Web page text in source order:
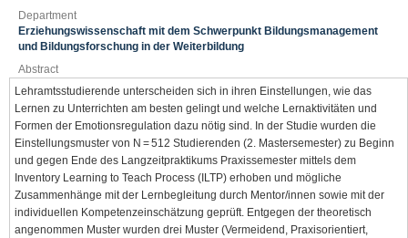
Department
Erziehungswissenschaft mit dem Schwerpunkt Bildungsmanagement
und Bildungsforschung in der Weiterbildung
Abstract
Lehramtsstudierende unterscheiden sich in ihren Einstellungen, wie das
Lernen zu Unterrichten am besten gelingt und welche Lernaktivitäten und
Formen der Emotionsregulation dazu nötig sind. In der Studie wurden die
Einstellungsmuster von N = 512 Studierenden (2. Mastersemester) zu Beginn
und gegen Ende des Langzeitpraktikums Praxissemester mittels dem
Inventory Learning to Teach Process (ILTP) erhoben und mögliche
Zusammenhänge mit der Lernbegleitung durch Mentor/innen sowie mit der
individuellen Kompetenzeinschätzung geprüft. Entgegen der theoretisch
angenommen Muster wurden drei Muster (Vermeidend, Praxisorientiert,